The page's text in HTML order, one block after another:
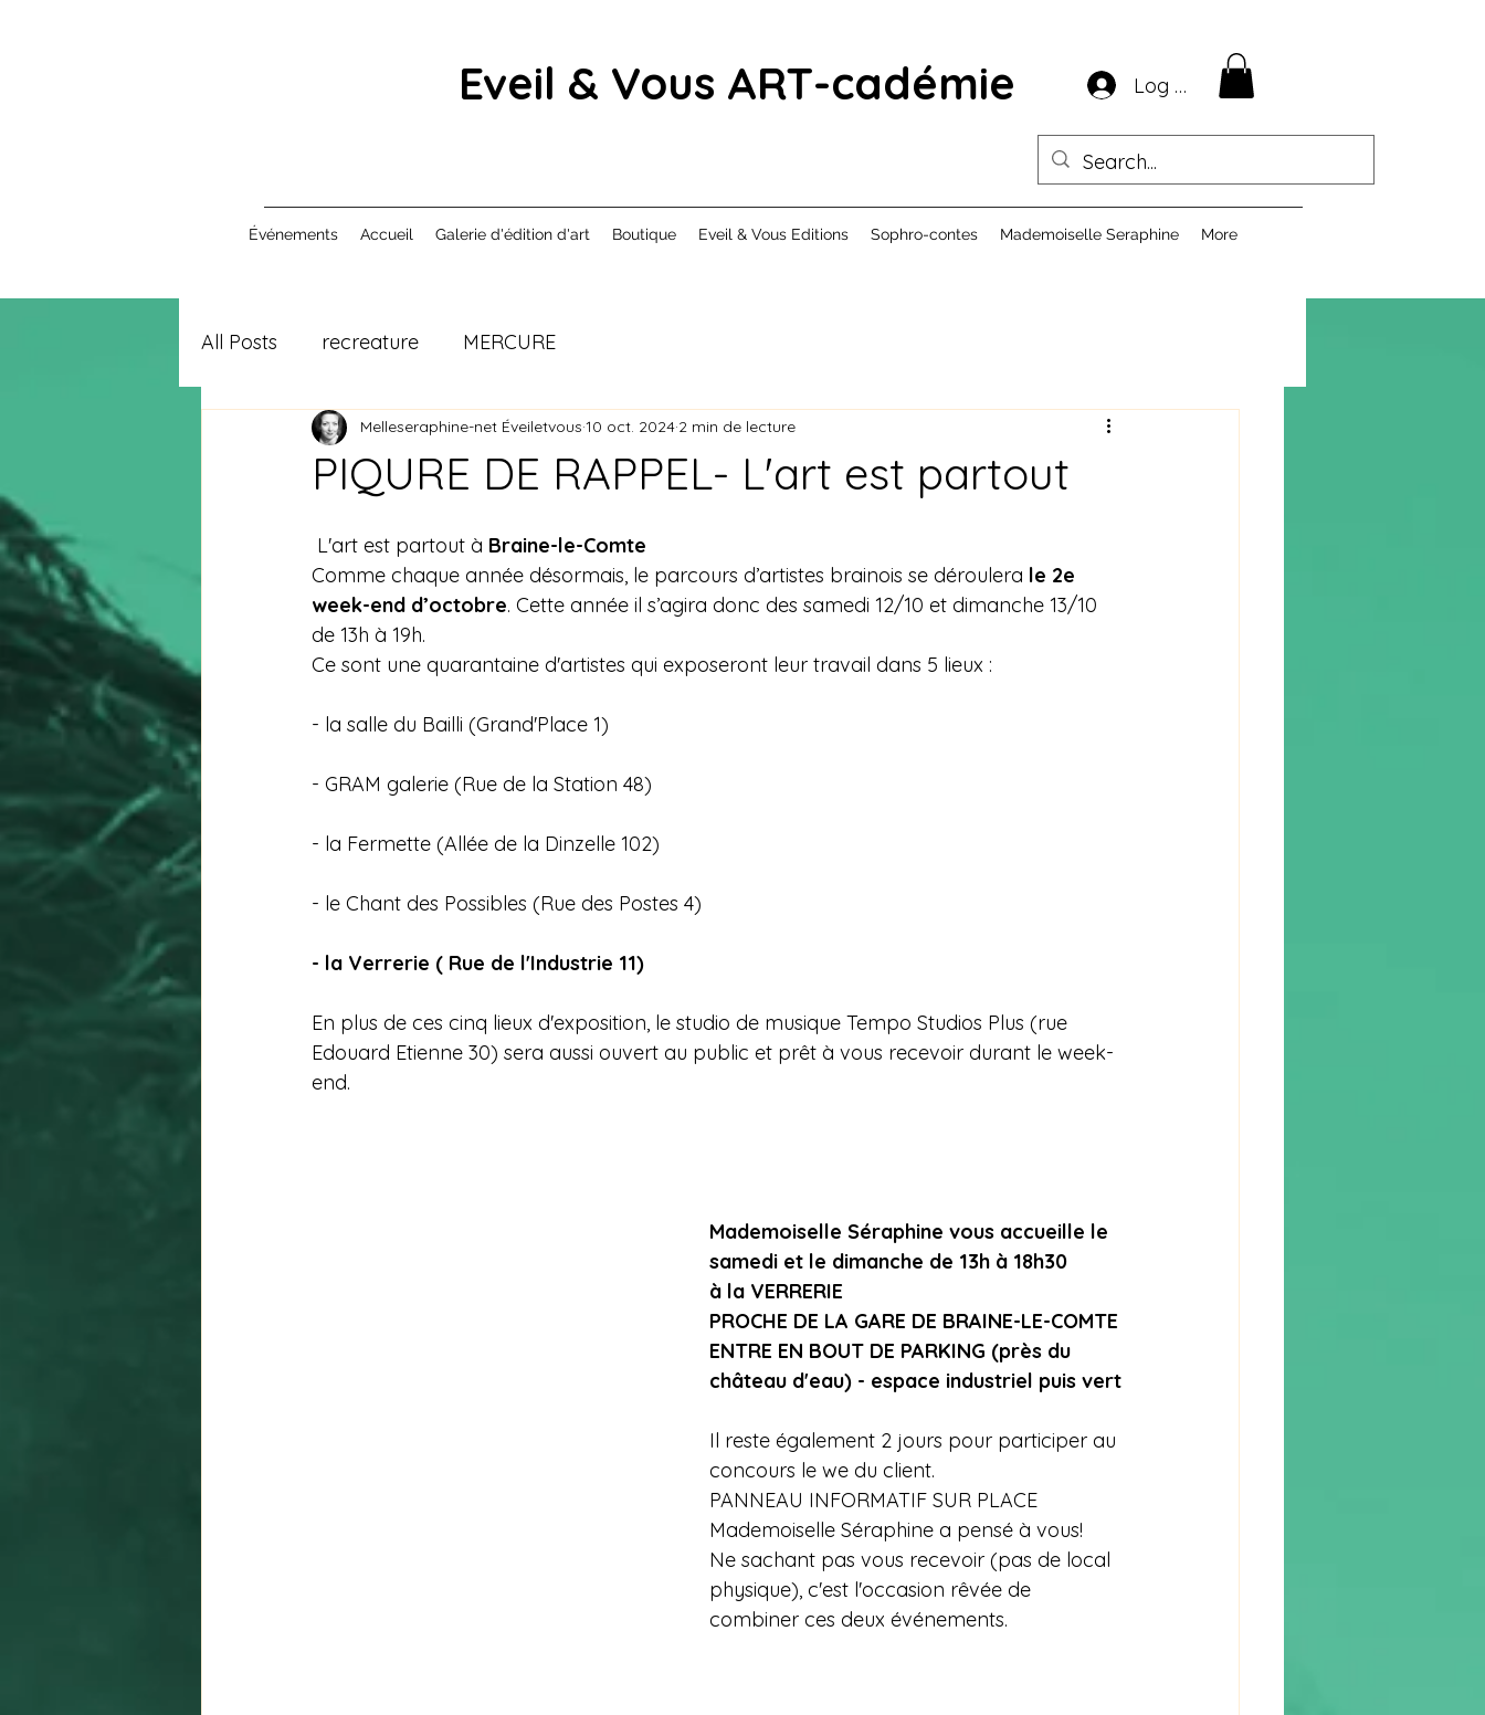
Eveil & Vous ART-cadémie Log In
Événements Accueil Galerie d'édition d'art Boutique Eveil & Vous Editions Sophro-contes Mademoiselle Seraphine More
All Posts recreature MERCURE
PIQURE DE RAPPEL- L'art est partout
Melleseraphine-net Éveiletvous 10 oct. 2024 2 min de lecture
L'art est partout à Braine-le-Comte
Comme chaque année désormais, le parcours d’artistes brainois se déroulera le 2e
week-end d’octobre. Cette année il s’agira donc des samedi 12/10 et dimanche 13/10
de 13h à 19h.
Ce sont une quarantaine d'artistes qui exposeront leur travail dans 5 lieux :
- la salle du Bailli (Grand'Place 1)
- GRAM galerie (Rue de la Station 48)
- la Fermette (Allée de la Dinzelle 102)
- le Chant des Possibles (Rue des Postes 4)
- la Verrerie ( Rue de l'Industrie 11)
En plus de ces cinq lieux d'exposition, le studio de musique Tempo Studios Plus (rue
Edouard Etienne 30) sera aussi ouvert au public et prêt à vous recevoir durant le week-
end.
Mademoiselle Séraphine vous accueille le
samedi et le dimanche de 13h à 18h30
à la VERRERIE
PROCHE DE LA GARE DE BRAINE-LE-COMTE
ENTRE EN BOUT DE PARKING (près du
château d'eau) - espace industriel puis vert
Il reste également 2 jours pour participer au
concours le we du client.
PANNEAU INFORMATIF SUR PLACE
Mademoiselle Séraphine a pensé à vous!
Ne sachant pas vous recevoir (pas de local
physique), c'est l'occasion rêvée de
combiner ces deux événements.